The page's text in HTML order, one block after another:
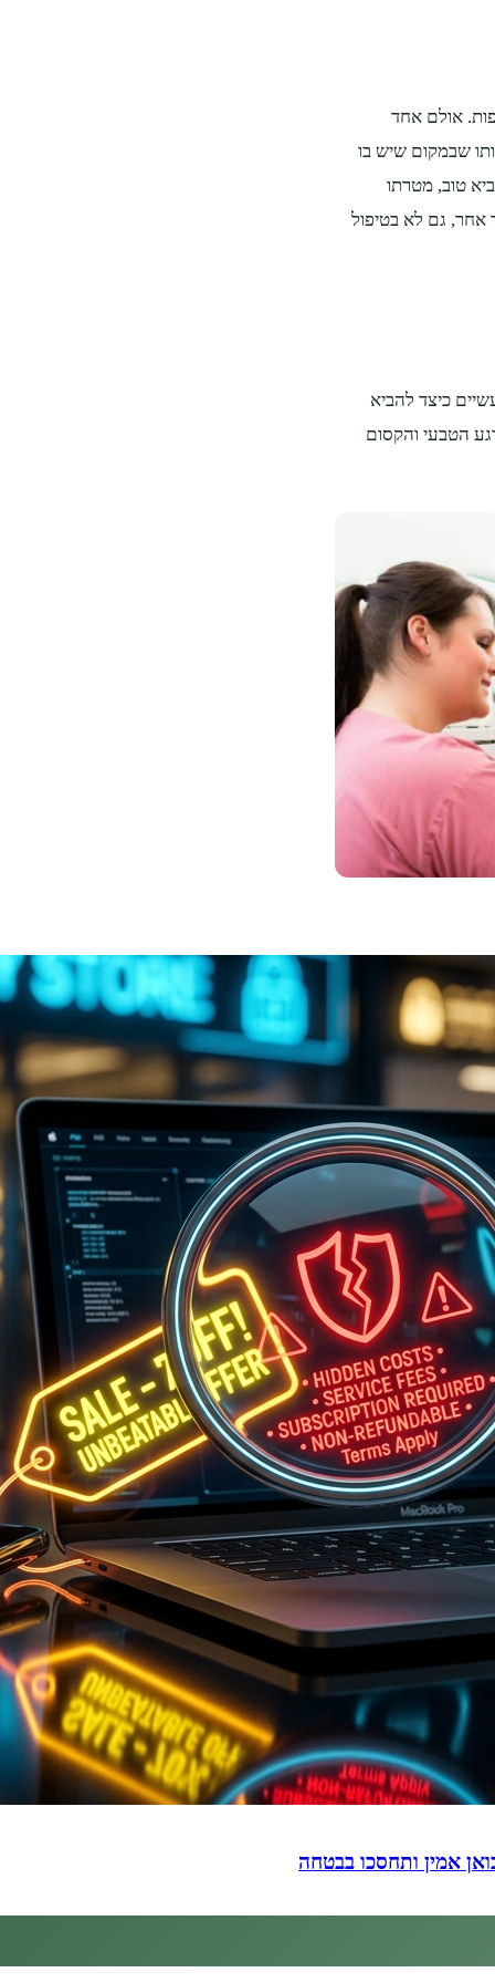
אולם אחד
שבמקום שיש בו
טוב, מטרתו
אחר, גם לא בטיפול
כיצד להביא
הטבעי והקסום
אמין ותחסכו בבטחה